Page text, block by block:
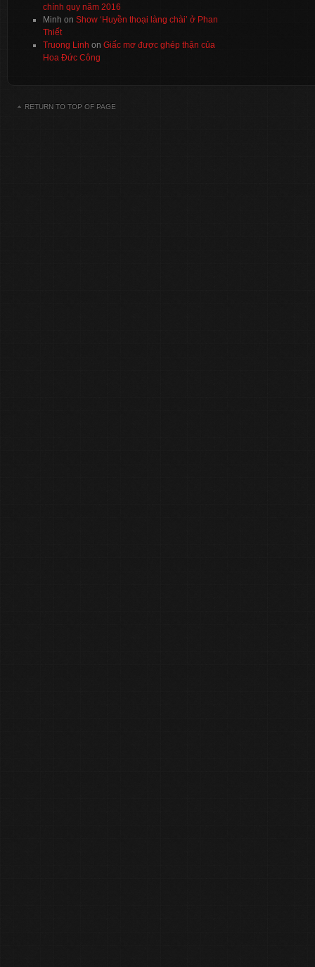
chính quy năm 2016
Minh on Show ‘Huyền thoại làng chài’ ở Phan
Thiết
Truong Linh on Giấc mơ được ghép thận của
Hoa Đức Công
RETURN TO TOP OF PAGE